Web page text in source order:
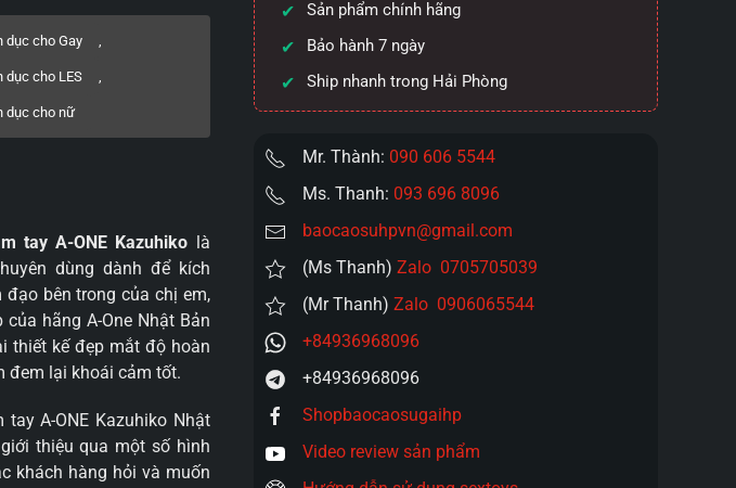
dục cho Gay ,
dục cho LES ,
dục cho nữ
tay A-ONE Kazuhiko là
dùng dành để kích
bên trong của chị em,
hãng A-One Nhật Bản
thiết kế đẹp mắt độ hoàn
đem lại khoái cảm tốt.
A-ONE Kazuhiko Nhật
thiệu qua một số hình
khách hàng hỏi và muốn
Sản phẩm chính hãng
Bảo hành 7 ngày
Ship nhanh trong Hải Phòng
Mr. Thành: 090 606 5544
Ms. Thanh: 093 696 8096
baocaosuhpvn@gmail.com
(Ms Thanh) Zalo 0705705039
(Mr Thanh) Zalo 0906065544
+84936968096
+84936968096
Shopbaocaosugaihp
Video review sản phẩm